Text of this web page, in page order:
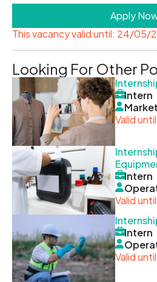
Apply
This vacancy valid until: 24/05/
Looking For Other
Intern
Valid
Intern
Valid
Intern
Valid